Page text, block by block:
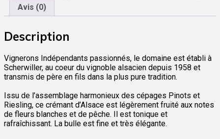
Avis (0)
Description
Vignerons Indépendants passionnés, le domaine est établi à
Scherwiller, au coeur du vignoble alsacien depuis 1958 et
transmis de père en fils dans la plus pure tradition.
Issu de l’assemblage harmonieux des cépages Pinots et
Riesling, ce crémant d’Alsace est légèrement fruité aux notes
de fleurs blanches et de pêche. Il est tonique et
rafraîchissant. La bulle est fine et très élégante.